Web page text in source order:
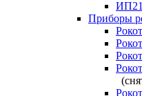
Приборы
Рокот